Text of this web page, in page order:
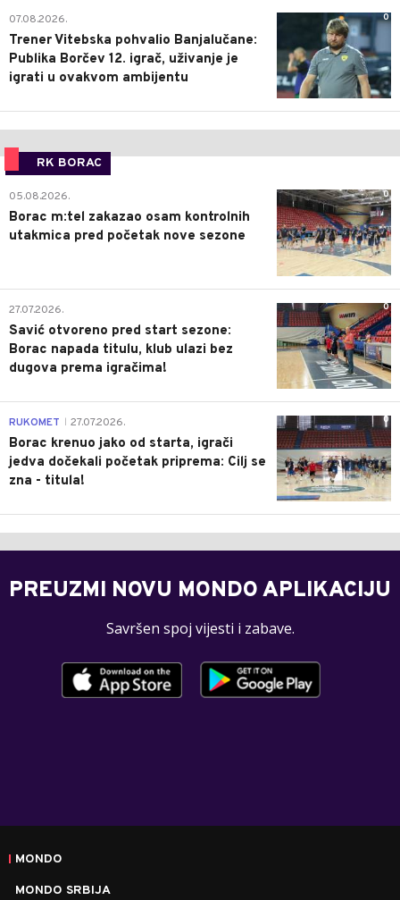
0
07.08.2026.
Trener Vitebska pohvalio Banjalučane:
Publika Borčev 12. igrač, uživanje je
igrati u ovakvom ambijentu
RK BORAC
0
05.08.2026.
Borac m:tel zakazao osam kontrolnih
utakmica pred početak nove sezone
0
27.07.2026.
Savić otvoreno pred start sezone:
Borac napada titulu, klub ulazi bez
dugova prema igračima!
0
RUKOMET 27.07.2026.
Borac krenuo jako od starta, igrači
jedva dočekali početak priprema: Cilj se
zna - titula!
PREUZMI NOVU MONDO APLIKACIJU
Savršen spoj vijesti i zabave.
MONDO
MONDO SRBIJA